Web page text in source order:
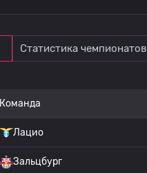
Статистика чемпионатов
Команда
Лацио
Зальцбург